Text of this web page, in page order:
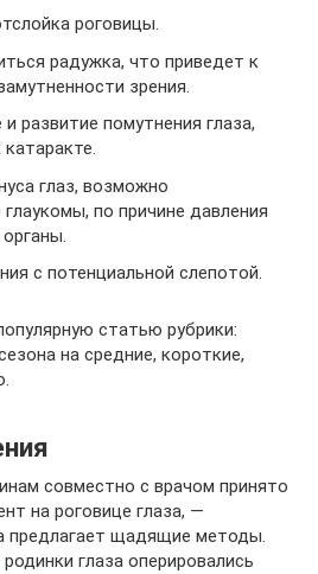
роговицы.
радужка, что приведет к
зрения.
развитие помутнения глаза,
глаз, возможно
по причине давления
с потенциальной слепотой.
статью рубрики:
на средние, короткие,
совместно с врачом принято
на роговице глаза, —
предлагает щадящие методы.
глаза оперировались